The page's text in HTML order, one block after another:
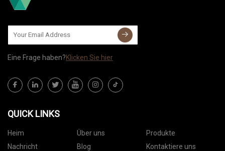
Eine Frage haben?Klicken Sie hier
QUICK LINKS
Heim Über uns
Produkte
Nachricht
Blog
Kontaktiere uns